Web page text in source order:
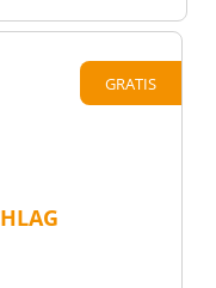
GRATIS